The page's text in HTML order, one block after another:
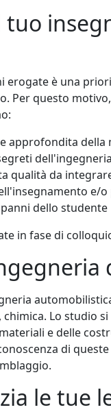
tuo
erogate è una
Per questo
approfondita della
qualità da
e/
dello studente
in fase di
Lo studio
e delle
di
le tue